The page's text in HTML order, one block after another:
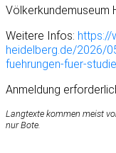
Völkerkundemuseum
Weitere Infos: https://
heidelberg.de/2026/
fuehrungen-fuer-
Anmeldung
Langtexte kommen meist
nur Bote.